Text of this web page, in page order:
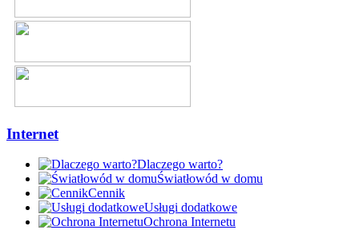
Internet
Dlaczego warto?
Światłowód w domu
Cennik
Usługi dodatkowe
Ochrona Internetu